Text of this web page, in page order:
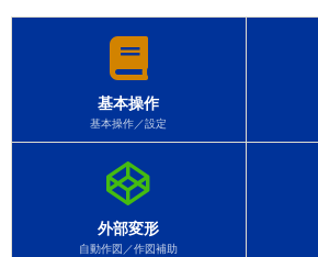
基本操作
基本操作／設定
外部変形
自動作図／作図補助